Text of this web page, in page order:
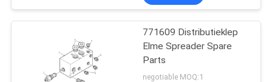
FABRIEKSREIS
KWALITEITSCONTROLE
De Stapelaardelen
van het Sanybereik
31
771609 Distributieklep
Elme Spreader Spare
Parts
negotiable MOQ:1